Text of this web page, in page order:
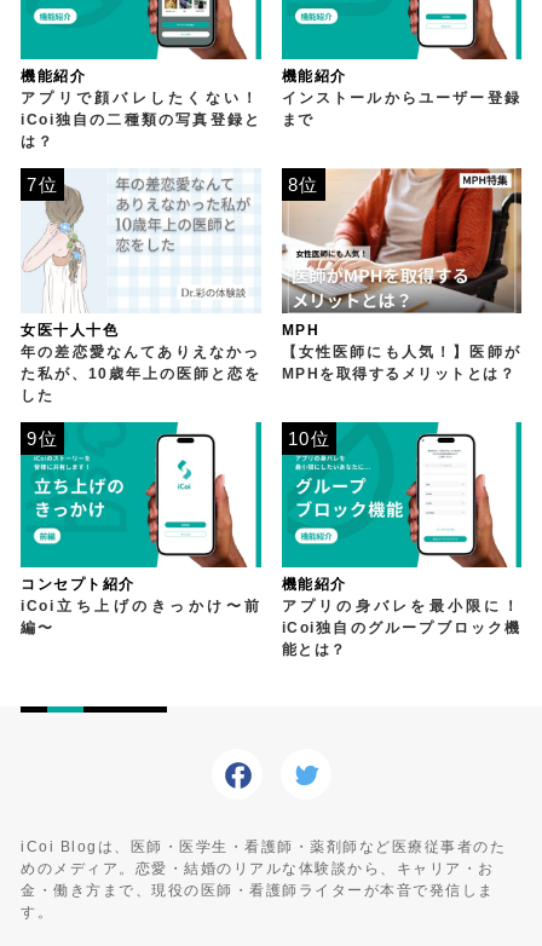
機能紹介
アプリで顔バレしたくない！
iCoi独自の二種類の写真登録と
は？
機能紹介
インストールからユーザー登録
まで
女医十人十色
年の差恋愛なんてありえなかっ
た私が、10歳年上の医師と恋を
した
7位
MPH
【女性医師にも人気！】医師が
MPHを取得するメリットとは？
8位
コンセプト紹介
iCoi立ち上げのきっかけ〜前
編〜
9位
機能紹介
アプリの身バレを最小限に！
iCoi独自のグループブロック機
能とは？
10位
iCoi Blogは、医師・医学生・看護師・薬剤師など医療従事者のた
めのメディア。恋愛・結婚のリアルな体験談から、キャリア・お
金・働き方まで、現役の医師・看護師ライターが本音で発信しま
す。